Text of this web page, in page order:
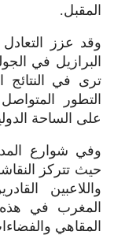
المقبل.
وقد عزز
البرازيل في
ترى في النتائج
التطور
على الساحة
وفي شوارع
حيث تتركز
واللاعبين
المغرب في هذه
المقاهي